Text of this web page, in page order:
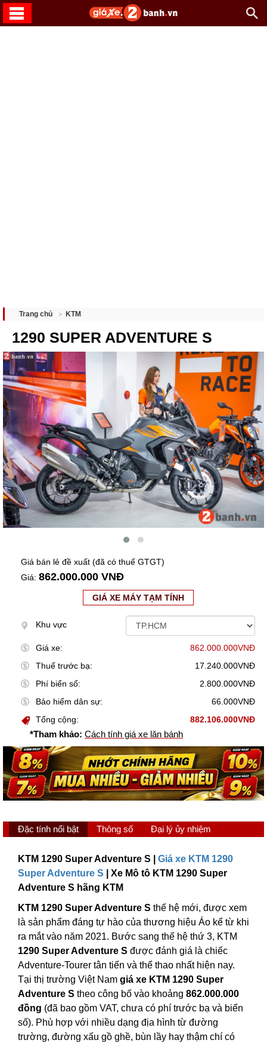
Trang chủ KTM
1290 SUPER ADVENTURE S
Giá bán lẻ đề xuất (đã có thuế GTGT)
Giá: 862.000.000 VNĐ
GIÁ XE MÁY TẠM TÍNH
Khu vực
Giá xe:
862.000.000VNĐ
Thuế trước bạ:
17.240.000VNĐ
Phí biển số:
2.800.000VNĐ
Bảo hiểm dân sự:
66.000VNĐ
Tổng cộng:
882.106.000VNĐ
*Tham khảo: Cách tính giá xe lăn bánh
Đặc tính nổi bật Thông số Đại lý ủy nhiệm
KTM 1290 Super Adventure S | Giá xe KTM 1290
Super Adventure S | Xe Mô tô KTM 1290 Super
Adventure S hãng KTM
KTM 1290 Super Adventure S thế hệ mới, được xem
là sản phẩm đáng tự hào của thương hiệu Áo kể từ khi
ra mắt vào năm 2021. Bước sang thế hệ thứ 3, KTM
1290 Super Adventure S được đánh giá là chiếc
Adventure-Tourer tân tiến và thể thao nhất hiện nay.
Tại thị trường Việt Nam giá xe KTM 1290 Super
Adventure S theo công bố vào khoảng 862.000.000
đồng (đã bao gồm VAT, chưa có phí trước bạ và biển
số). Phù hợp với nhiều dạng địa hình từ đường
trường, đường xấu gồ ghề, bùn lầy hay thậm chí có